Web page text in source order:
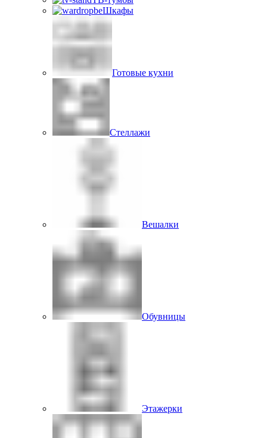
Шкафы
Готовые кухни
Стеллажи
Вешалки
Обувницы
Этажерки